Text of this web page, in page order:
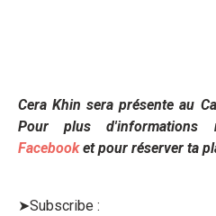
Cera Khin sera présente au
Pour plus d'informations
Facebooket pour réserver ta
➤Subscribe :